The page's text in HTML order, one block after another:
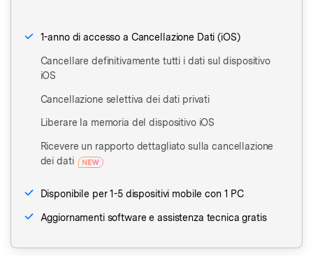
1-anno di accesso a Cancellazione Dati (iOS)
Cancellare definitivamente tutti i dati sul dispositivo
iOS
Cancellazione selettiva dei dati privati
Liberare la memoria del dispositivo iOS
Ricevere un rapporto dettagliato sulla cancellazione
dei dati
Disponibile per 1-5 dispositivi mobile con 1 PC
Aggiornamenti software e assistenza tecnica gratis